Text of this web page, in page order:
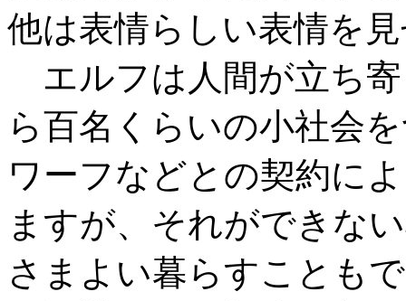
他は表情らしい表情を
エルフは人間が立ち
ら百名くらいの小社会
ワーフなどとの契約に
ますが、それができな
さまよい暮らすことも